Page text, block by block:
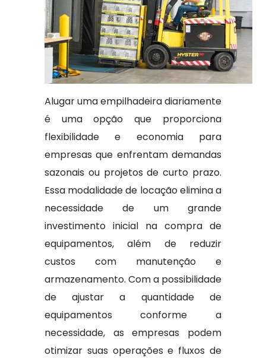
Alugar uma empilhadeira diariamente
é uma opção que proporciona
flexibilidade e economia para
empresas que enfrentam demandas
sazonais ou projetos de curto prazo.
Essa modalidade de locação elimina a
necessidade de um grande
investimento inicial na compra de
equipamentos, além de reduzir
custos com manutenção e
armazenamento. Com a possibilidade
de ajustar a quantidade de
equipamentos conforme a
necessidade, as empresas podem
otimizar suas operações e fluxos de